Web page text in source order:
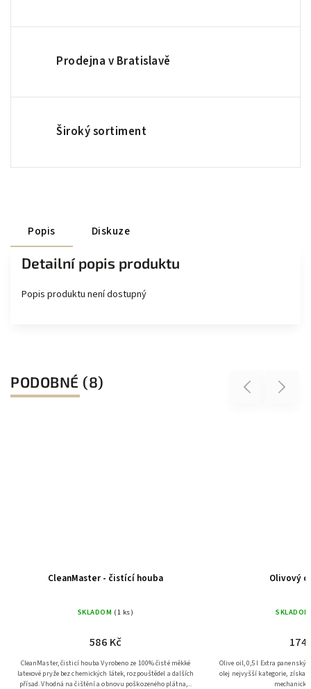
Prodejna v Bratislavě
Široký sortiment
Popis Diskuze
Detailní popis produktu
Popis produktu není dostupný
PODOBNÉ (8) Previous
CleanMaster - čistící houba
SKLADOM (1 ks)
586 Kč
CleanMaster, čisticí houba Vyrobeno ze 100% čisté měkké
latexové pryže bez chemických látek, rozpouštědel a dalších
přísad. Vhodná na čištění a obnovu poškozeného plátna,...
Olivový
SKLADOM
174
Olive oil, 0,5 l Extra panenský olivový olej. Složení: olivový
olej nejvyšší kategorie,
Next